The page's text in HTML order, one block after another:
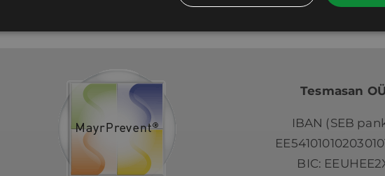
varianti.
Tesmasan OÜ
IBAN (SEB
BIC: